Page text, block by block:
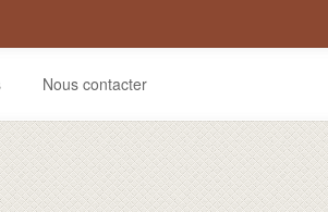
Nous contacter